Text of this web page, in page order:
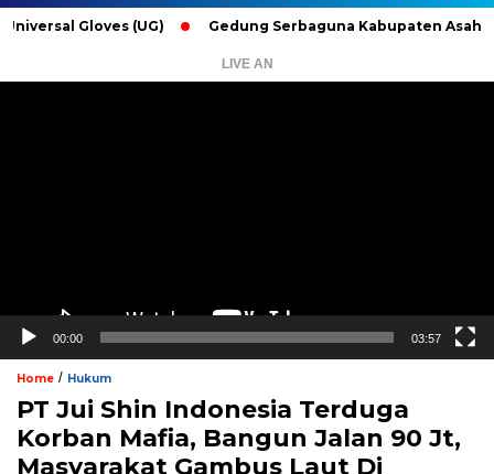
Gloves (UG) Gedung Serbaguna Kabupaten Asahan:
LIVE AN
00:00 03:57
Home / Hukum
PT Jui Shin Indonesia Terduga
Korban Mafia, Bangun Jalan 90 Jt,
Masyarakat Gambus Laut Di